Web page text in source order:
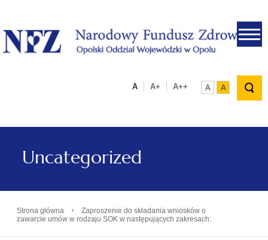
.
A A+ A++ A A
Uncategorized
Strona główna ›
Zaproszenie do składania wniosków o
zawarcie umów w rodzaju SOK w następujących zakresach: